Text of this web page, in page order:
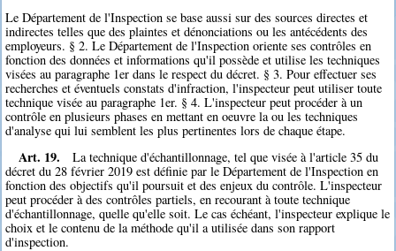
Le Département de l'Inspection se base aussi sur des sources directes et
indirectes telles que des plaintes et dénonciations ou les antécédents des
employeurs. § 2. Le Département de l'Inspection oriente ses contrôles en
fonction des données et informations qu'il possède et utilise les techniques
visées au paragraphe 1er dans le respect du décret. § 3. Pour effectuer ses
recherches et éventuels constats d'infraction, l'inspecteur peut utiliser toute
technique visée au paragraphe 1er. § 4. L'inspecteur peut procéder à un
contrôle en plusieurs phases en mettant en oeuvre la ou les techniques
d'analyse qui lui semblent les plus pertinentes lors de chaque étape.
Art. 19.
La technique d'échantillonnage, tel que visée à l'article 35 du
décret du 28 février 2019 est définie par le Département de l'Inspection en
fonction des objectifs qu'il poursuit et des enjeux du contrôle. L'inspecteur
peut procéder à des contrôles partiels, en recourant à toute technique
d'échantillonnage, quelle qu'elle soit. Le cas échéant, l'inspecteur explique le
choix et le contenu de la méthode qu'il a utilisée dans son rapport
d'inspection.